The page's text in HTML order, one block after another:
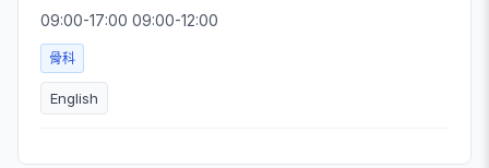
09:00-17:00 09:00-12:00
骨科
English